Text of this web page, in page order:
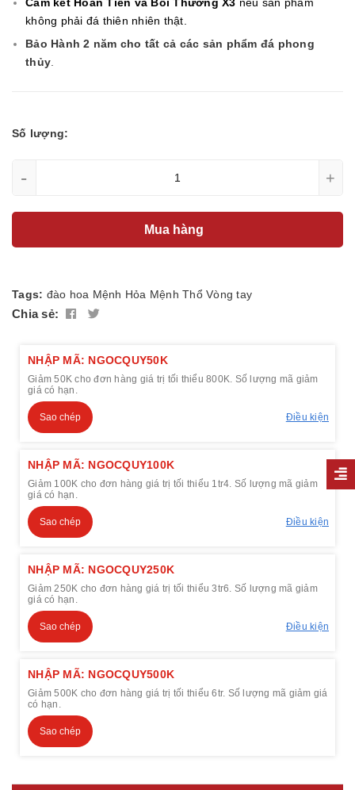
không phải đá thiên nhiên thật.
Bảo Hành 2 năm cho tất cả các sản phẩm đá phong
thủy
Số lượng:
- +
Mua hàng
Tags: đào hoa Mệnh Hỏa Mệnh Thổ Vòng tay
Chia sẻ:
NHẬP MÃ: NGOCQUY50K
Giảm 50K cho đơn hàng giá trị tối thiểu 800K. Số lượng mã giảm
giá có hạn.
Sao chép Điều kiện
NHẬP MÃ: NGOCQUY100K
Giảm 100K cho đơn hàng giá trị tối thiểu 1tr4. Số lượng mã giảm
giá có hạn.
Sao chép Điều kiện
NHẬP MÃ: NGOCQUY250K
Giảm 250K cho đơn hàng giá trị tối thiểu 3tr6. Số lượng mã giảm
giá có hạn.
Sao chép Điều kiện
NHẬP MÃ: NGOCQUY500K
Giảm 500K cho đơn hàng giá trị tối thiểu 6tr. Số lượng mã giảm giá
có hạn.
Sao chép